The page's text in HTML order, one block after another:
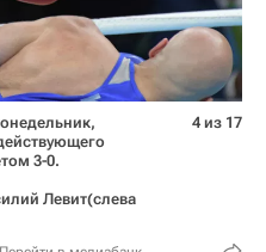
3-0.
Левит(слева
4 из 17